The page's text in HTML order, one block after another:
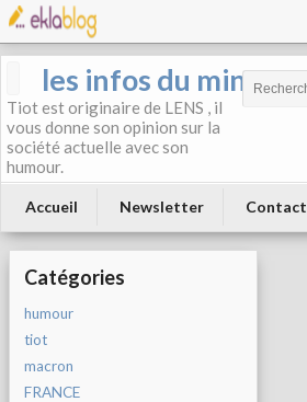
les infos du mineur
Tiot est originaire de LENS , il
vous donne son opinion sur la
société actuelle avec son
humour.
Accueil Newsletter Contact
Catégories
humour
tiot
macron
FRANCE